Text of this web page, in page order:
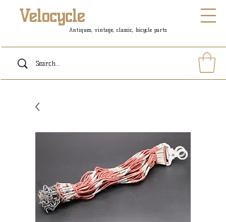
Antiques, vintage, classic, bicycle parts
Velocycle